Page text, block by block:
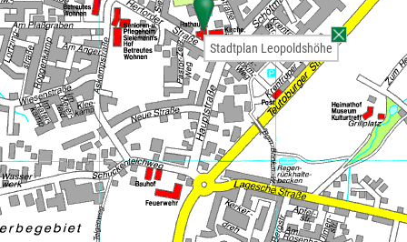
Stadtplan Leopoldshöhe